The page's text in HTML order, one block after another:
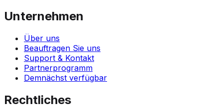
Unternehmen
Über uns
Beauftragen Sie uns
Support & Kontakt
Partnerprogramm
Demnächst verfügbar
Rechtliches